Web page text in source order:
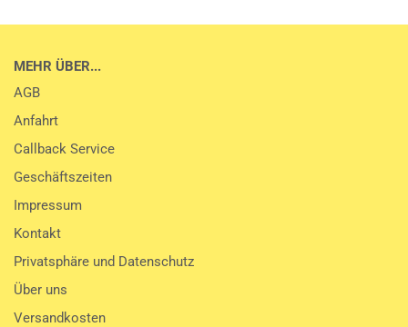
MEHR ÜBER...
AGB
Anfahrt
Callback Service
Geschäftszeiten
Impressum
Kontakt
Privatsphäre und Datenschutz
Über uns
Versandkosten